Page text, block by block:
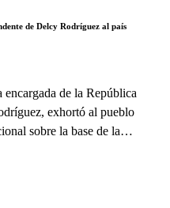
de Delcy Rodríguez al país
encargada de la República
exhortó al pueblo
sobre la base de la…